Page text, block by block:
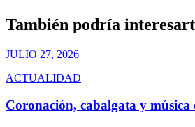
También podría
JULIO 27, 2026
ACTUALIDAD
Coronación, cabalgata y música